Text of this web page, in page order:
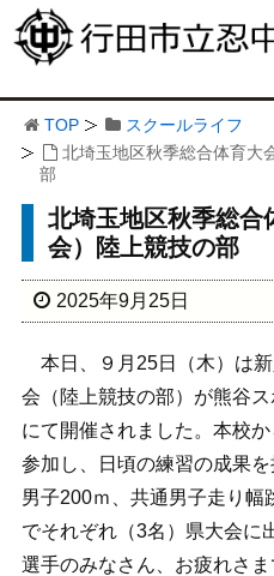
TOP
スクールライフ
北埼玉地区秋季総合体育大
部
北埼玉地区秋季総合
会）陸上競技の部
2025年9月25日
本日、９月25日（木）は
会（陸上競技の部）が熊谷
にて開催されました。本校
参加し、日頃の練習の成果
男子200ｍ、共通男子走り幅
でそれぞれ（3名）県大会に
選手のみなさん、お疲れさ